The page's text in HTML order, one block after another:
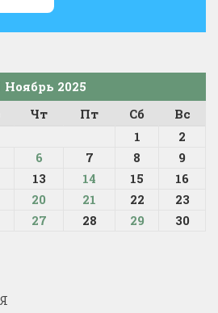
Ноябрь 2025
Чт Пт Сб
Вс
1
2
6 7 8
9
13 14 15
16
20 21 22
23
27 28 29
30